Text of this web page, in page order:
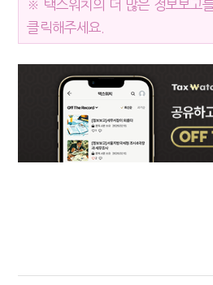
※ 택스워치의 더 많은 정보보고
클릭해주세요.